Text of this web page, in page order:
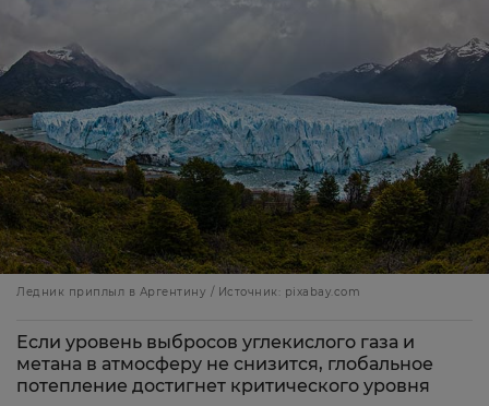
Ледник приплыл в Аргентину / Источник: pixabay.com
Если уровень выбросов углекислого газа и
метана в атмосферу не снизится, глобальное
потепление достигнет критического уровня